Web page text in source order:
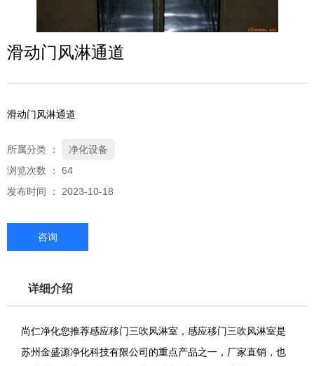
滑动门风淋通道
滑动门风淋通道
所属分类 ：
净化设备
浏览次数 ： 64
发布时间 ： 2023-10-18
咨询
详细介绍
尚仁净化您推荐感应移门三吹风淋室，感应移门三吹风淋室是
苏州金盛源净化科技有限公司的重点产品之一，厂家直销，也